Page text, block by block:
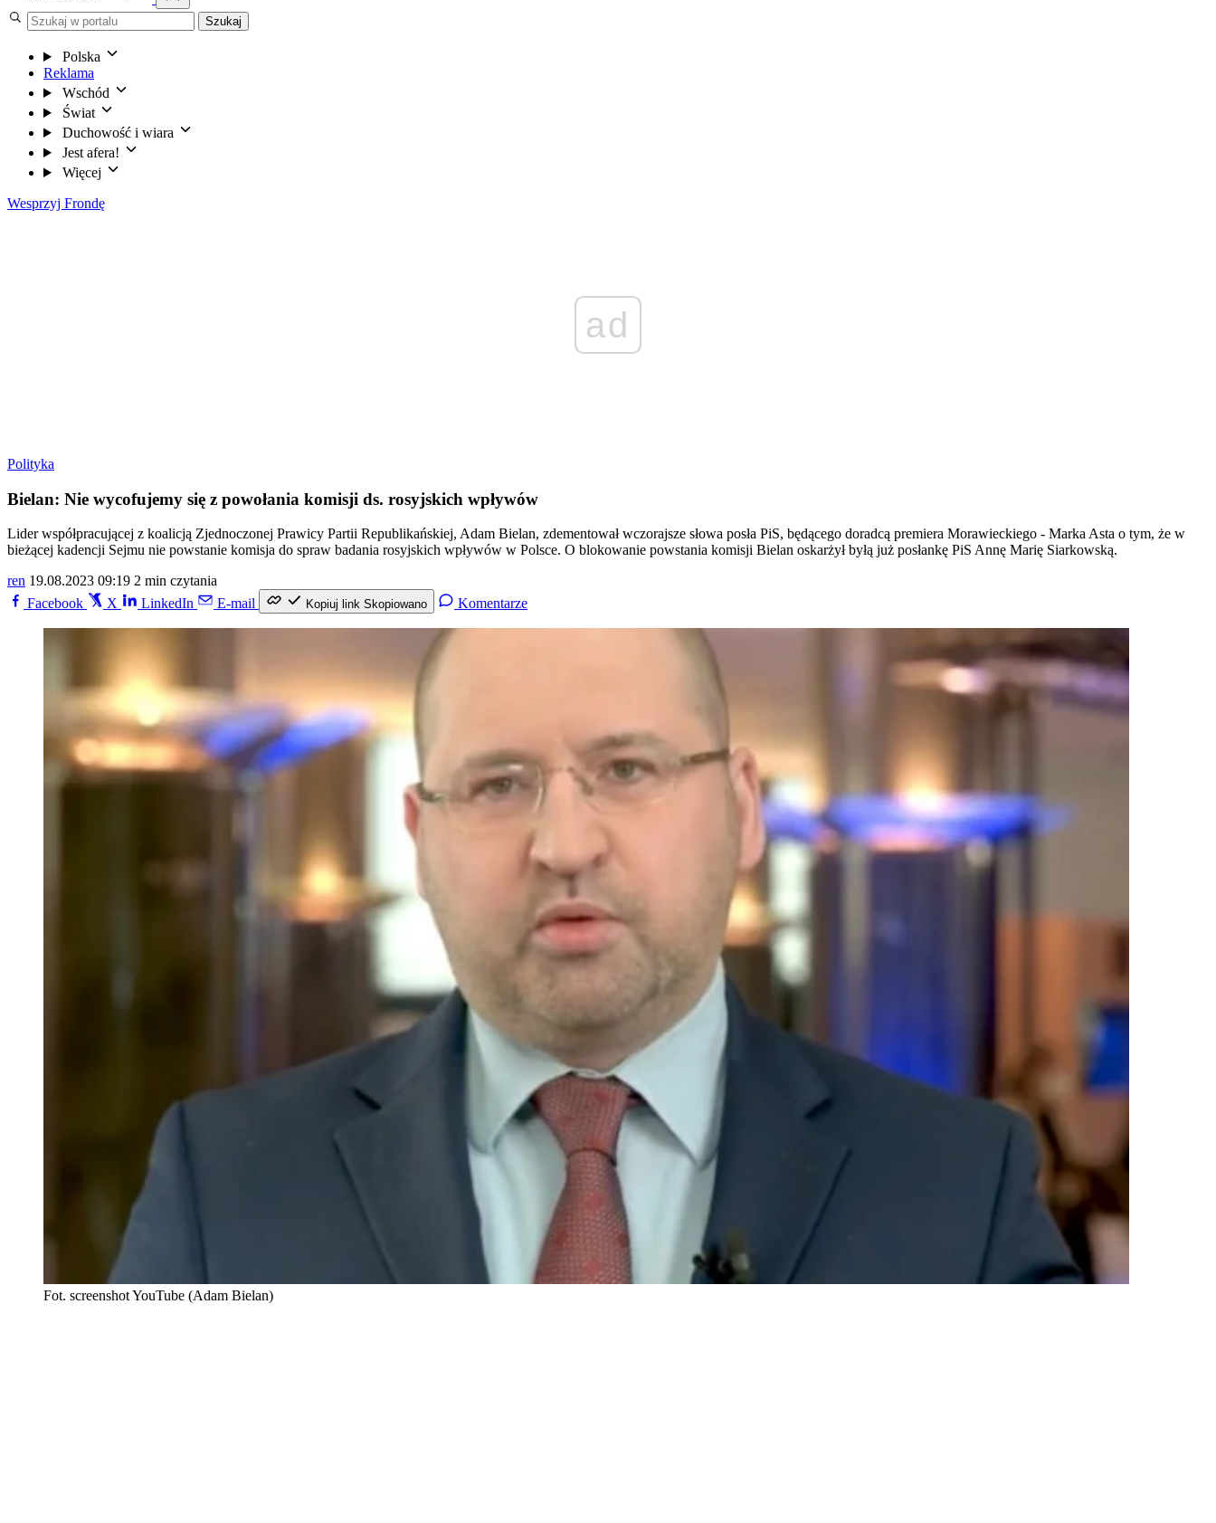
Szukaj
Polska
Reklama
Wschód
Świat
Duchowość i wiara
Jest afera!
Więcej
Wesprzyj Frondę
ad
Polityka
Bielan: Nie wycofujemy się z powołania komisji ds. rosyjskich wpływów
Lider współpracującej z koalicją Zjednoczonej Prawicy Partii Republikańskiej, Adam Bielan, zdementował wczorajsze słowa posła PiS, będącego doradcą premiera Morawieckiego - Marka Asta o tym, że w
bieżącej kadencji Sejmu nie powstanie komisja do spraw badania rosyjskich wpływów w Polsce. O blokowanie powstania komisji Bielan oskarżył byłą już posłankę PiS Annę Marię Siarkowską.
ren 19.08.2023 09:19 2 min czytania
Facebook
X LinkedIn E-mail Kopiuj link Skopiowano Komentarze
Fot. screenshot YouTube (Adam Bielan)